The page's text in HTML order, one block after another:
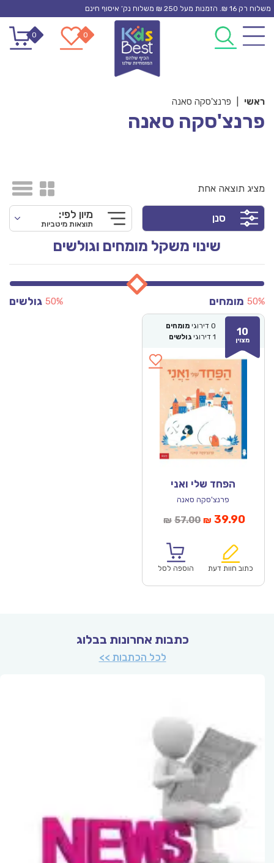
Skip
content
משלוח רק 16 ₪. הזמנות מעל 250 ₪ משלוח נק’ איסוף חינם
0
0
ראשי פרנצ'סקה סאנה
פרנצ'סקה סאנה
מציג תוצאה אחת
סנן מיון לפי:
תוצאות מיטביות
שינוי משקל מומחים וגולשים
מומחים 50% גולשים 50%
10
מצוין
0 דירוגי מומחים
1 דירוגי גולשים
הפחד שלי ואני
פרנצ'סקה סאנה
₪ 57.00המחיר
₪57.00.
₪ 39.90
כתוב חוות דעת הוספה לסל
כתבות אחרונות בבלוג
לכל הכתבות >>